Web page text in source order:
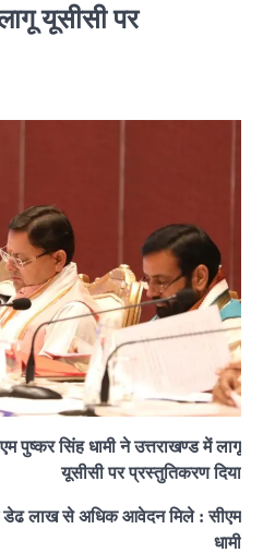
यूसीसी पर
पुष्कर सिंह धामी ने उत्तराखण्ड में लागू
यूसीसी पर प्रस्तुतिकरण दिया
डेढ लाख से अधिक आवेदन मिले : सीएम
धामी